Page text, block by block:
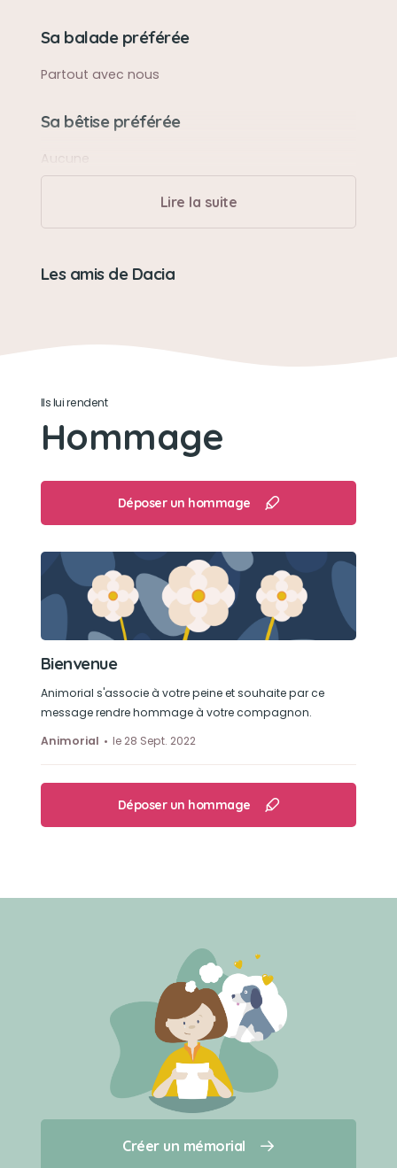
Créer un mémorial
Qui sommes-nous ?
Sa balade préférée
Partout avec nous
Sa bêtise préférée
Aucune
Partout avec nous
Lire la suite
Les amis de Dacia
Ils lui rendent
Hommage
Déposer un hommage
Bienvenue
Animorial s'associe à votre peine et souhaite par ce
message rendre hommage à votre compagnon.
Animorial
le 28 Sept. 2022
Déposer un hommage
Créer un mémorial